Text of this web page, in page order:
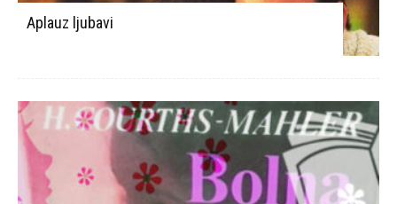
Aplauz ljubavi